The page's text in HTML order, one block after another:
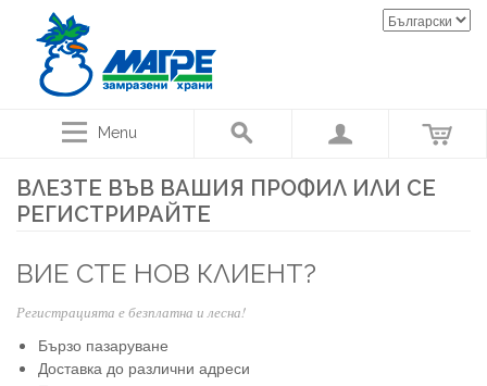
Menu
ВЛЕЗТЕ ВЪВ ВАШИЯ ПРОФИЛ ИЛИ СЕ
РЕГИСТРИРАЙТЕ
ВИЕ СТЕ НОВ КЛИЕНТ?
Регистрацията е безплатна и лесна!
Бързо пазаруване
Доставка до различни адреси